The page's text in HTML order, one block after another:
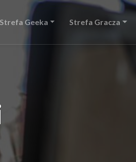
Strefa Geeka Strefa Gracza